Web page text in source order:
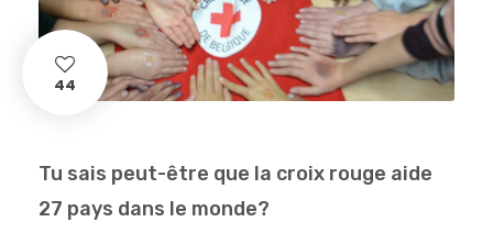
44
Tu sais peut-être que la croix rouge aide
27 pays dans le monde?